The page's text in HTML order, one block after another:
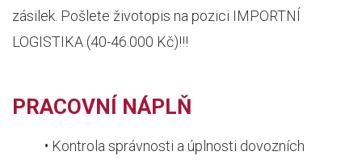
zásilek. Pošlete životopis na pozici IMPORTNÍ
LOGISTIKA (40-46.000 Kč)!!!
PRACOVNÍ NÁPLŇ
• Kontrola správnosti a úplnosti dovozních